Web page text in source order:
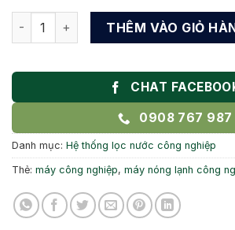
Máy lọc nước nóng lạnh công nghiệp
THÊM VÀO GIỎ
CHAT
0908 767 987
Danh mục: Hệ thống lọc nước công nghiệp
Thẻ: máy công nghiệp, máy nóng lạnh công